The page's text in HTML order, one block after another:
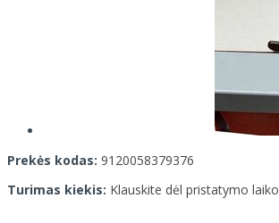
Prekės kodas: 9120058379376
Turimas kiekis: Klauskite dėl pristatymo laiko